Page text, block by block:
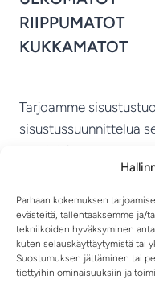
Parhaan kokemuksen
evästeitä, tallentaaksemme ja/
tekniikoiden hyväksyminen
kuten selauskäyttäytymistä tai
Suostumuksen jättäminen tai
tiettyihin ominaisuuksiin ja
RIIPPUMATOT
KUKKAMATOT
Tarjoamme
sisustussuunnittelua
MIKKELIN VITRIINI KY